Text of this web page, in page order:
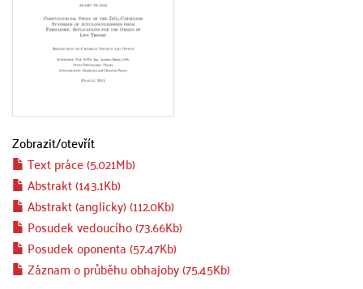
Zobrazit/otevřít
Text práce (5.021Mb)
Abstrakt (143.1Kb)
Abstrakt (anglicky) (112.0Kb)
Posudek vedoucího (73.66Kb)
Posudek oponenta (57.47Kb)
Záznam o průběhu obhajoby (75.45Kb)